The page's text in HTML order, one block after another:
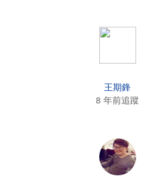
王期鋒
8 年前追蹤